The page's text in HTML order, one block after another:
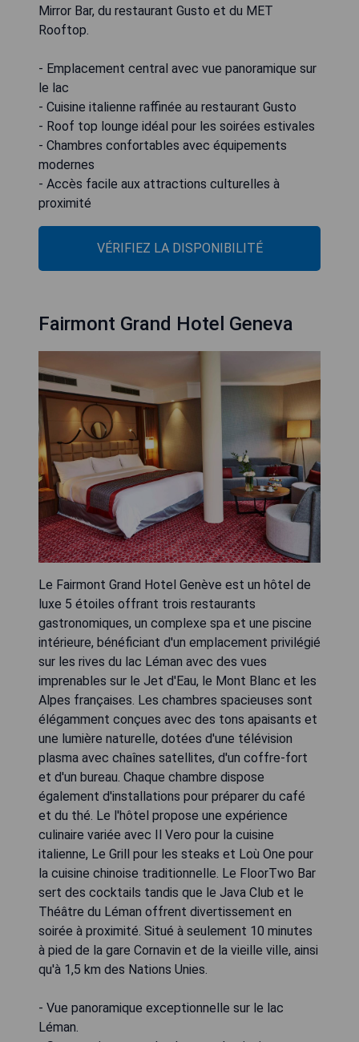
Mirror Bar, du restaurant Gusto et du MET
Rooftop.
- Emplacement central avec vue panoramique sur
le lac
- Cuisine italienne raffinée au restaurant Gusto
- Roof top lounge idéal pour les soirées estivales
- Chambres confortables avec équipements
modernes
- Accès facile aux attractions culturelles à
proximité
VÉRIFIEZ LA DISPONIBILITÉ
Fairmont Grand Hotel Geneva
Le Fairmont Grand Hotel Genève est un hôtel de
luxe 5 étoiles offrant trois restaurants
gastronomiques, un complexe spa et une piscine
intérieure, bénéficiant d'un emplacement privilégié
sur les rives du lac Léman avec des vues
imprenables sur le Jet d'Eau, le Mont Blanc et les
Alpes françaises. Les chambres spacieuses sont
élégamment conçues avec des tons apaisants et
une lumière naturelle, dotées d'une télévision
plasma avec chaînes satellites, d'un coffre-fort
et d'un bureau. Chaque chambre dispose
également d'installations pour préparer du café
et du thé. Le l'hôtel propose une expérience
culinaire variée avec Il Vero pour la cuisine
italienne, Le Grill pour les steaks et Loù One pour
la cuisine chinoise traditionnelle. Le FloorTwo Bar
sert des cocktails tandis que le Java Club et le
Théâtre du Léman offrent divertissement en
soirée à proximité. Situé à seulement 10 minutes
à pied de la gare Cornavin et de la vieille ville, ainsi
qu'à 1,5 km des Nations Unies.
- Vue panoramique exceptionnelle sur le lac
Léman.